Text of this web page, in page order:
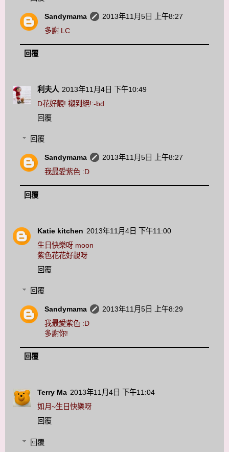
Sandymama
2013年11月5日 上午8:27
多謝 LC
回覆
利夫人 2013年11月4日 下午10:49
D花好靚! 襯到絕!:-bd
回覆
回覆
Sandymama
2013年11月5日 上午8:27
我最愛紫色 :D
回覆
Katie kitchen 2013年11月4日 下午11:00
生日快樂呀 moon
紫色花花好靚呀
回覆
回覆
Sandymama
2013年11月5日 上午8:29
我最愛紫色 :D
多謝你!
回覆
Terry Ma 2013年11月4日 下午11:04
如月~生日快樂呀
回覆
回覆